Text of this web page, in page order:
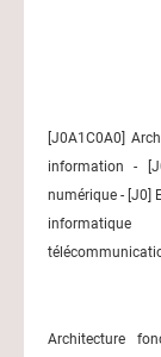
[J0A1C0A0]
information -
numérique - [J0]
informatique
Architecture